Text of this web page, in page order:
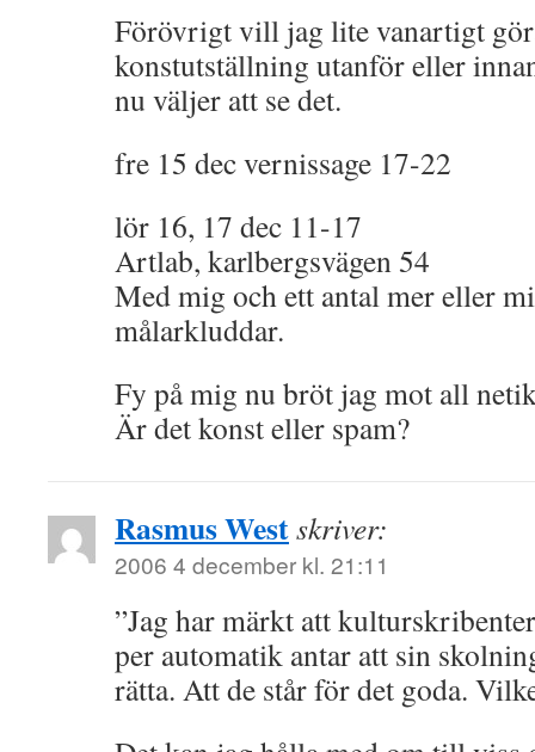
Förövrigt vill jag lite vanartigt
konstutställning utanför eller
nu väljer att se det.
fre 15 dec vernissage 17-22
lör 16, 17 dec 11-17
Artlab, karlbergsvägen 54
Med mig och ett antal mer eller
målarkluddar.
Fy på mig nu bröt jag mot all
Är det konst eller spam?
Rasmus Westskriver:
2006 4 december kl. 21:11
”Jag har märkt att
per automatik antar att sin
rätta. Att de står för det goda.